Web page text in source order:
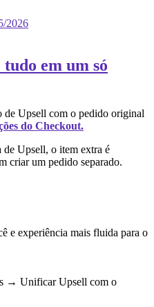
2026
em um só
Upsell com o pedido original
do Checkout.
de Upsell, o item extra é
criar um pedido separado.
e experiência mais fluida para o
→ Unificar Upsell com o